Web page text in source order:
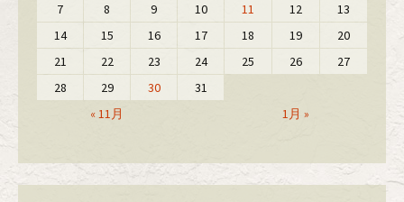
« 11月 1月 »
7
8 9 10 11 12
13
14
15 16 17 18 19
20
21
22 23 24 25 26
27
28
29 30 31